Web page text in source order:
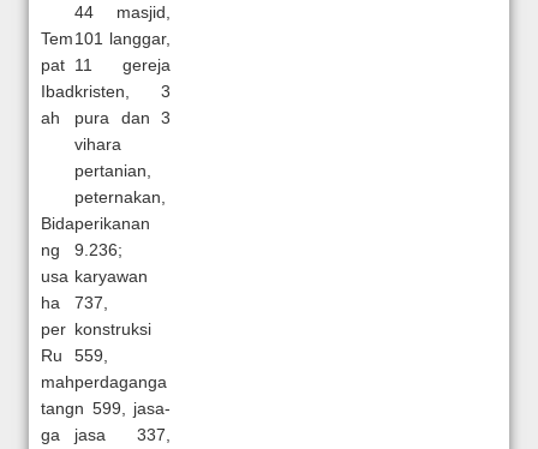
Tem
pat
Ibad
ah
44 masjid,
101 langgar,
11 gereja
kristen, 3
pura dan 3
vihara
Bida
ng
usa
ha
per
Ru
mah
tang
ga
pertanian,
peternakan,
perikanan
9.236;
karyawan
737,
konstruksi
559,
perdaganga
n 599, jasa-
jasa 337,